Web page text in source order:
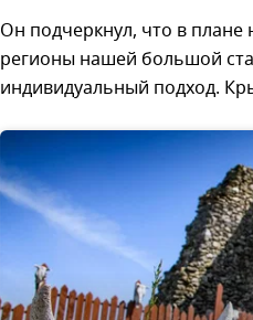
Он подчеркнул, что в плане
регионы нашей большой
индивидуальный подход.